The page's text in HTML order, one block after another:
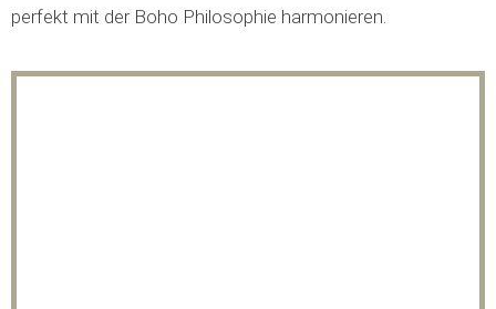
perfekt mit der Boho Philosophie harmonieren.